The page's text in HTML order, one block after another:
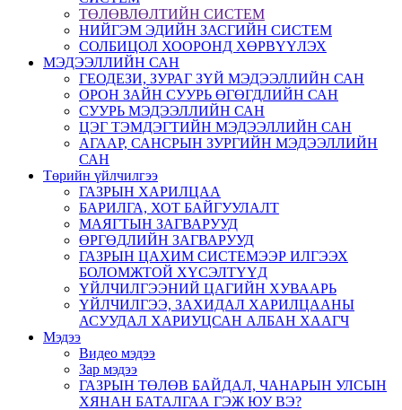
ТӨЛӨВЛӨЛТИЙН СИСТЕМ
НИЙГЭМ ЭДИЙН ЗАСГИЙН СИСТЕМ
СОЛБИЦОЛ ХООРОНД ХӨРВҮҮЛЭХ
МЭДЭЭЛЛИЙН САН
ГЕОДЕЗИ, ЗУРАГ ЗҮЙ МЭДЭЭЛЛИЙН САН
ОРОН ЗАЙН СУУРЬ ӨГӨГДЛИЙН САН
СУУРЬ МЭДЭЭЛЛИЙН САН
ЦЭГ ТЭМДЭГТИЙН МЭДЭЭЛЛИЙН САН
АГААР, САНСРЫН ЗУРГИЙН МЭДЭЭЛЛИЙН
САН
Төрийн үйлчилгээ
ГАЗРЫН ХАРИЛЦАА
БАРИЛГА, ХОТ БАЙГУУЛАЛТ
МАЯГТЫН ЗАГВАРУУД
ӨРГӨДЛИЙН ЗАГВАРУУД
ГАЗРЫН ЦАХИМ СИСТЕМЭЭР ИЛГЭЭХ
БОЛОМЖТОЙ ХҮСЭЛТҮҮД
ҮЙЛЧИЛГЭЭНИЙ ЦАГИЙН ХУВААРЬ
ҮЙЛЧИЛГЭЭ, ЗАХИДАЛ ХАРИЛЦААНЫ
АСУУДАЛ ХАРИУЦСАН АЛБАН ХААГЧ
Мэдээ
Видео мэдээ
Зар мэдээ
ГАЗРЫН ТӨЛӨВ БАЙДАЛ, ЧАНАРЫН УЛСЫН
ХЯНАН БАТАЛГАА ГЭЖ ЮУ ВЭ?